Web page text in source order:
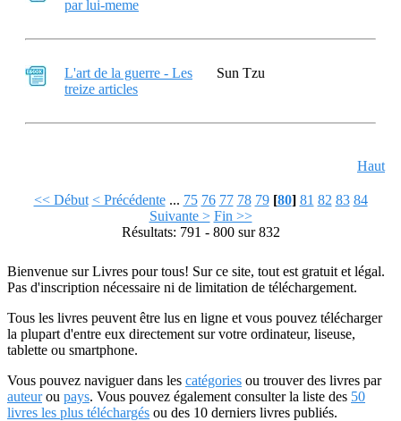
par lui-meme
L'art de la guerre - Les
treize articles
Sun Tzu
Haut
<< Début < Précédente ... 75 76 77 78 79 [80] 81 82 83 84
Suivante > Fin >>
Résultats: 791 - 800 sur 832
Bienvenue sur Livres pour tous! Sur ce site, tout est gratuit et légal.
Pas d'inscription nécessaire ni de limitation de téléchargement.
Tous les livres peuvent être lus en ligne et vous pouvez télécharger
la plupart d'entre eux directement sur votre ordinateur, liseuse,
tablette ou smartphone.
Vous pouvez naviguer dans les catégories ou trouver des livres par
auteurou pays. Vous pouvez également consulter la liste des 50
livres les plus téléchargés ou des 10 derniers livres publiés.